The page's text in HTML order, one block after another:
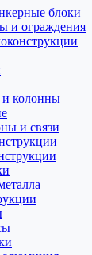
блоки
и ограждения
и колонны
и связи